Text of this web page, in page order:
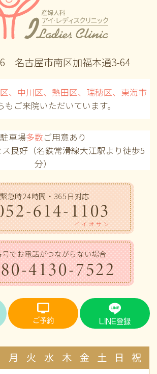
名古屋市南区加福本通3-64
、中川区、熱田区、瑞穂区、東海市
も ご来院いただいています。
駐車場多数ご用意あり
ス良好（名鉄常滑線大江駅より徒歩5
分）
緊急時24時間・365日対応
イイオサン
614-1103
でお電話がつながらない場合
4130-7522
ご予約 LINE登録
月 火 水 木 金 土 日 祝